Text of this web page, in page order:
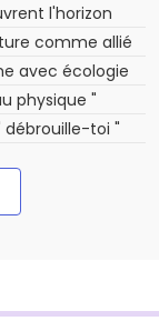
l'horizon
comme allié
avec écologie
physique "
débrouille-toi "